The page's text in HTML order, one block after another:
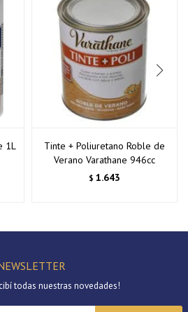
1L
Tinte + Poliuretano Roble de
Verano Varathane 946cc
$ 1.643
todas nuestras novedades!